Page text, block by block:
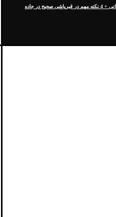
قیرپاشی جاده کوهستانی + 4 نکته مهم در قیرپاشی صحیح در جاده